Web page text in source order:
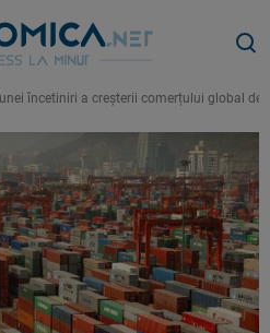
încetiniri a creșterii comerțului global de